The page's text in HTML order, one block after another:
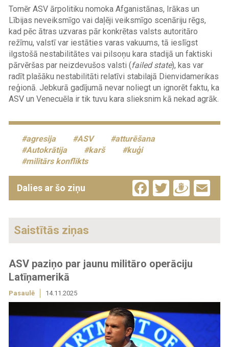
Tomēr ASV ārpolitiku nomoka Afganistānas, Irākas un
Lībijas neveiksmīgo vai daļēji veiksmīgo scenāriju rēgs,
kad pēc ātras uzvaras pār konkrētas valsts autoritāro
režīmu, valstī var iestāties varas vakuums, tā ieslīgst
ilgstošā nestabilitātes vai pilsoņu kara stadijā un faktiski
pārvēršas par neizdevušos valsti (failed state), kas var
radīt plašāku nestabilitāti relatīvi stabilajā Dienvidamerikas
reģionā. Jebkurā gadījumā nevar noliegt un ignorēt faktu, ka
ASV un Venecuēla ir tik tuvu kara slieksnim kā nekad agrāk.
agresija ASV
atturēšana
Autokrātija
karš
kuģi
militārs konflikts
Dalies ar šo ziņu Facebook
Twitter
Saistītās ziņas
ASV paziņo par jaunu militāro operāciju
Latīņamerikā
Pasaulē 14.11.2025